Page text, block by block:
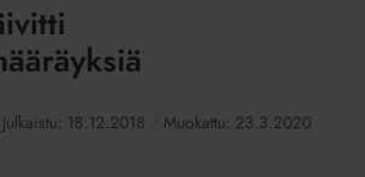
Julkaistu: 18.12.2018 Muokattu: 23.3.2020